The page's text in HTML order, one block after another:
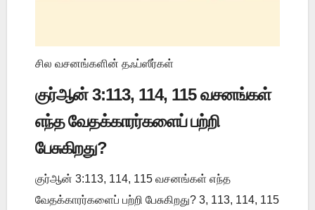
சில வசனங்களின் தஃப்ஸீர்கள்
குர்ஆன் 3:113, 114, 115 வசனங்கள்
எந்த வேதக்காரர்களைப் பற்றி
பேசுகிறது?
குர்ஆன் 3:113, 114, 115 வசனங்கள் எந்த
வேதக்காரர்களைப் பற்றி பேசுகிறது? 3, 113, 114, 115